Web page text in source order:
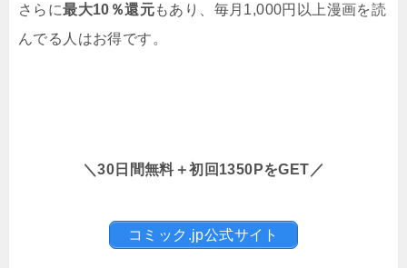
さらに最大10％還元もあり、毎月1,000円以上漫画を読
んでる人はお得です。
＼30日間無料＋初回1350PをGET／
コミック.jp公式サイト